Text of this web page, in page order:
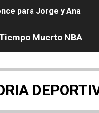
para Jorge y Ana
Turquía)
- España domina
Muerto NBA